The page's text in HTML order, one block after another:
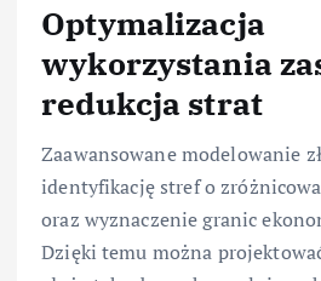
Optymalizacja
wykorzystania
redukcja strat
Zaawansowane modelowanie
identyfikację stref o
oraz wyznaczenie granic
Dzięki temu można